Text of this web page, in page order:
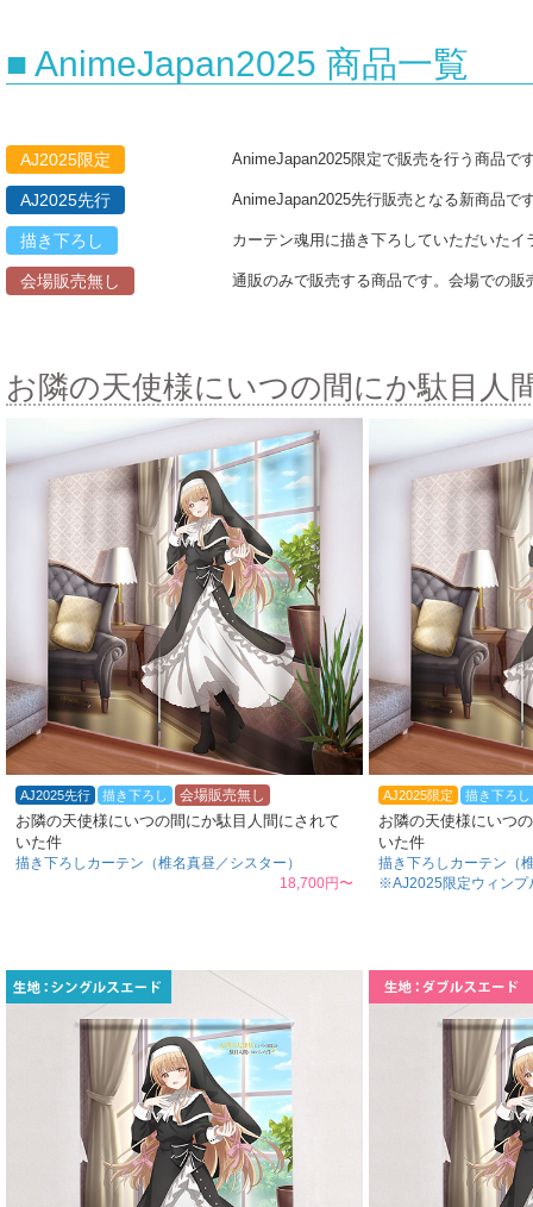
■ AnimeJapan2025 商品一覧
AJ2025限定 AnimeJapan2025限定で販売を行う商品で
AJ2025先行 AnimeJapan2025先行販売となる新商品で
描き下ろし カーテン魂用に描き下ろしていただいた
会場販売無し 通販のみで販売する商品です。会場での販
お隣の天使様にいつの間にか駄目人
AJ2025先行 描き下ろし 会場販売無し
お隣の天使様にいつの間にか駄目人間にされて
いた件
描き下ろしカーテン（椎名真昼／シスター）
18,700円〜
AJ2025限定 描き下ろし
お隣の天使様にいつ
いた件
描き下ろしカーテン（
※AJ2025限定ウィンプ